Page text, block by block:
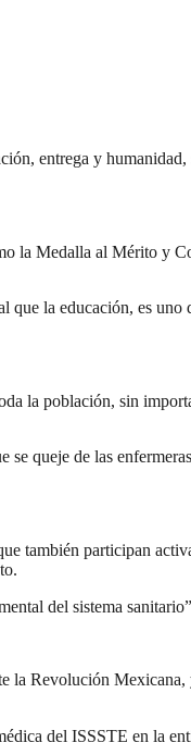
entrega y humanidad,
la Medalla al Mérito y
la educación, es
la población, sin
queje de las
también participan
del sistema
la Revolución
del ISSSTE en la